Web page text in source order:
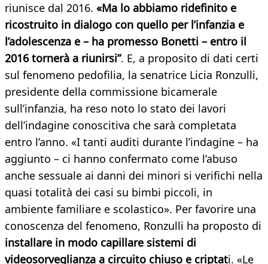
riunisce dal 2016. «Ma lo abbiamo ridefinito e
ricostruito in dialogo con quello per l’infanzia e
l’adolescenza e – ha promesso Bonetti – entro il
2016 tornerà a riunirsi”. E, a proposito di dati certi
sul fenomeno pedofilia, la senatrice Licia Ronzulli,
presidente della commissione bicamerale
sull’infanzia, ha reso noto lo stato dei lavori
dell’indagine conoscitiva che sarà completata
entro l’anno. «I tanti auditi durante l’indagine – ha
aggiunto – ci hanno confermato come l’abuso
anche sessuale ai danni dei minori si verifichi nella
quasi totalità dei casi su bimbi piccoli, in
ambiente familiare e scolastico». Per favorire una
conoscenza del fenomeno, Ronzulli ha proposto di
installare in modo capillare sistemi di
videosorveglianza a circuito chiuso e criptati. «Le